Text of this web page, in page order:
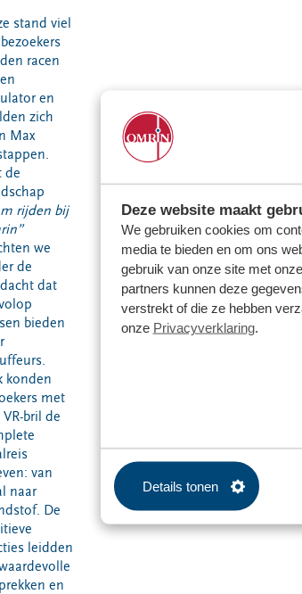
Deze website maakt
We gebruiken cookies om
media te bieden en om ons
gebruik van onze site met
partners kunnen deze
verstrekt of die ze hebben
onze Privacyverklaring.
Details tonen
stand viel
racen
en
zich
Max
de
rijden bij
we
de
dat
bieden
konden
met
bril de
van
naar
De
leidden
en